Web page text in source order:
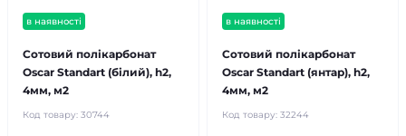
в наявності
Сотовий полікарбонат
Oscar Standart (білий), h2,
4мм, м2
Код товару: 30744
в наявності
Сотовий полікарбонат
Oscar Standart (янтар), h2,
4мм, м2
Код товару: 32244